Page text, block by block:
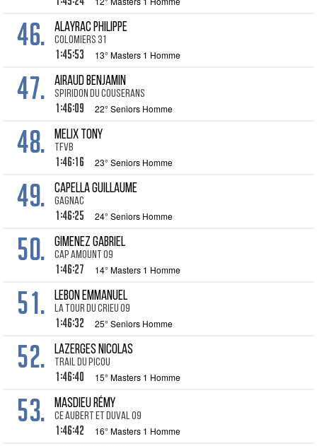
46. ALAYRAC Philippe
Colomiers 31
1:45:53 13° Masters 1 Homme
47. AIRAUD Benjamin
Spiridon du couserans
1:46:09 22° Seniors Homme
48. MELIX Tony
TFVB
1:46:16 23° Seniors Homme
49. CAPELLA Guillaume
Gagnac
1:46:25 24° Seniors Homme
50. GIMENEZ Gabriel
CAP Amount 09
1:46:27 14° Masters 1 Homme
51. LEBON Emmanuel
La Tour du Crieu 09
1:46:32 25° Seniors Homme
52. LAZERGES Nicolas
trail du picou
1:46:40 15° Masters 1 Homme
53. MASDIEU Rémy
CE Aubert et Duval 09
1:46:42 16° Masters 1 Homme